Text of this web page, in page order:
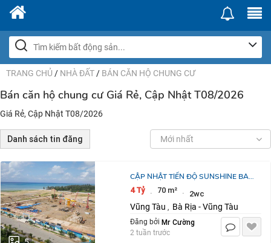
TRANG CHỦ / NHÀ ĐẤT / BÁN CĂN HỘ CHUNG CƯ
Bán căn hộ chung cư Giá Rẻ, Cập Nhật T08/2026
Giá Rẻ, Cập Nhật T08/2026
Danh sách tin đăng Mới nhất
CẬP NHẬT TIẾN ĐỘ SUNSHINE BAY
RETREAT – GIỮA THÁNG 07/2026
BƯỚC SANG
4 Tỷ · 70 m² · 2wc
Vũng Tàu , Bà Rịa - Vũng Tàu
Đăng bởi Mr Cường
2 tuần trước